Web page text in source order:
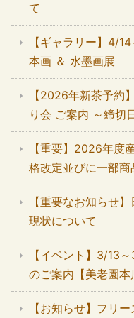
て
【ギャラリー】4/
本画 ＆ 水墨画展
【2026年新茶予約
り会 ご案内 ～締切
【重要】2026年度
格改定並びに一部
【重要なお知らせ
現状について
【イベント】3/13
のご案内【美老園本
【お知らせ】フリ